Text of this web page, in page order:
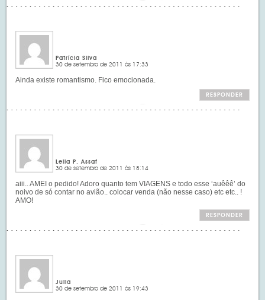
Patrícia Silva
30 de setembro de 2011 às 17:33
Ainda existe romantismo. Fico emocionada.
RESPONDER
Leila P. Assaf
30 de setembro de 2011 às 18:14
aiii.. AMEI o pedido! Adoro quanto tem VIAGENS e todo esse ‘auêêê’ do
noivo de só contar no avião.. colocar venda (não nesse caso) etc etc.. !
AMO!
RESPONDER
Julia
30 de setembro de 2011 às 19:43